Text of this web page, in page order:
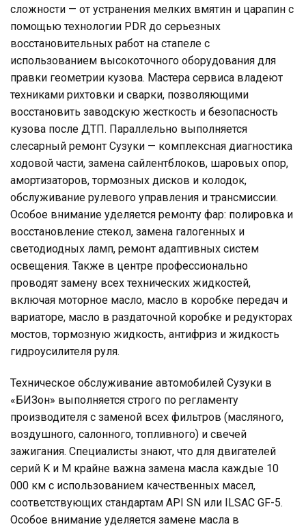
сложности — от устранения мелких вмятин и царапин с
помощью технологии PDR до серьезных
восстановительных работ на стапеле с
использованием высокоточного оборудования для
правки геометрии кузова. Мастера сервиса владеют
техниками рихтовки и сварки, позволяющими
восстановить заводскую жесткость и безопасность
кузова после ДТП. Параллельно выполняется
слесарный ремонт Сузуки — комплексная диагностика
ходовой части, замена сайлентблоков, шаровых опор,
амортизаторов, тормозных дисков и колодок,
обслуживание рулевого управления и трансмиссии.
Особое внимание уделяется ремонту фар: полировка и
восстановление стекол, замена галогенных и
светодиодных ламп, ремонт адаптивных систем
освещения. Также в центре профессионально
проводят замену всех технических жидкостей,
включая моторное масло, масло в коробке передач и
вариаторе, масло в раздаточной коробке и редукторах
мостов, тормозную жидкость, антифриз и жидкость
гидроусилителя руля.
Техническое обслуживание автомобилей Сузуки в
«БИЗон» выполняется строго по регламенту
производителя с заменой всех фильтров (масляного,
воздушного, салонного, топливного) и свечей
зажигания. Специалисты знают, что для двигателей
серий K и M крайне важна замена масла каждые 10
000 км с использованием качественных масел,
соответствующих стандартам API SN или ILSAC GF-5.
Особое внимание уделяется замене масла в